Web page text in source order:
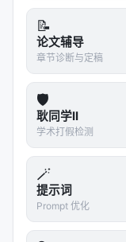
2.进化收益随任
EvoMAS 和单
工程）上，差距
置空间里更有价
3.可执行性大幅提
的系统执行成功
时解释器保证执
4.计算预算扩展性
评估），
plateau。这是
📝
论文辅导
章节诊断与定稿
🛡️
耿同学II
学术打假检测
🪄
提示词
Prompt 优化